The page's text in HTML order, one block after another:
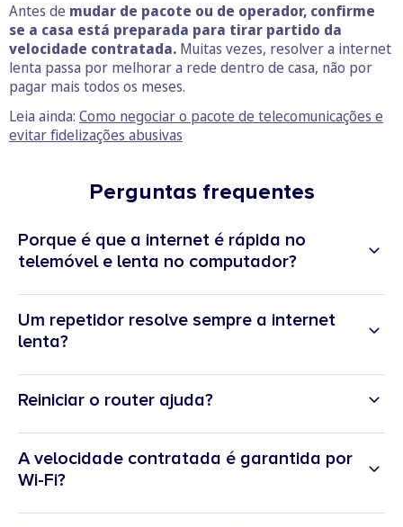
Antes de mudar de pacote ou de operador, confirme
se a casa está preparada para tirar partido da
velocidade contratada. Muitas vezes, resolver a internet
lenta passa por melhorar a rede dentro de casa, não por
pagar mais todos os meses.
Leia ainda: Como negociar o pacote de telecomunicações e
evitar fidelizações abusivas
Perguntas frequentes
Porque é que a internet é rápida no
telemóvel e lenta no computador?
Um repetidor resolve sempre a internet
lenta?
Reiniciar o router ajuda?
A velocidade contratada é garantida por
Wi-Fi?